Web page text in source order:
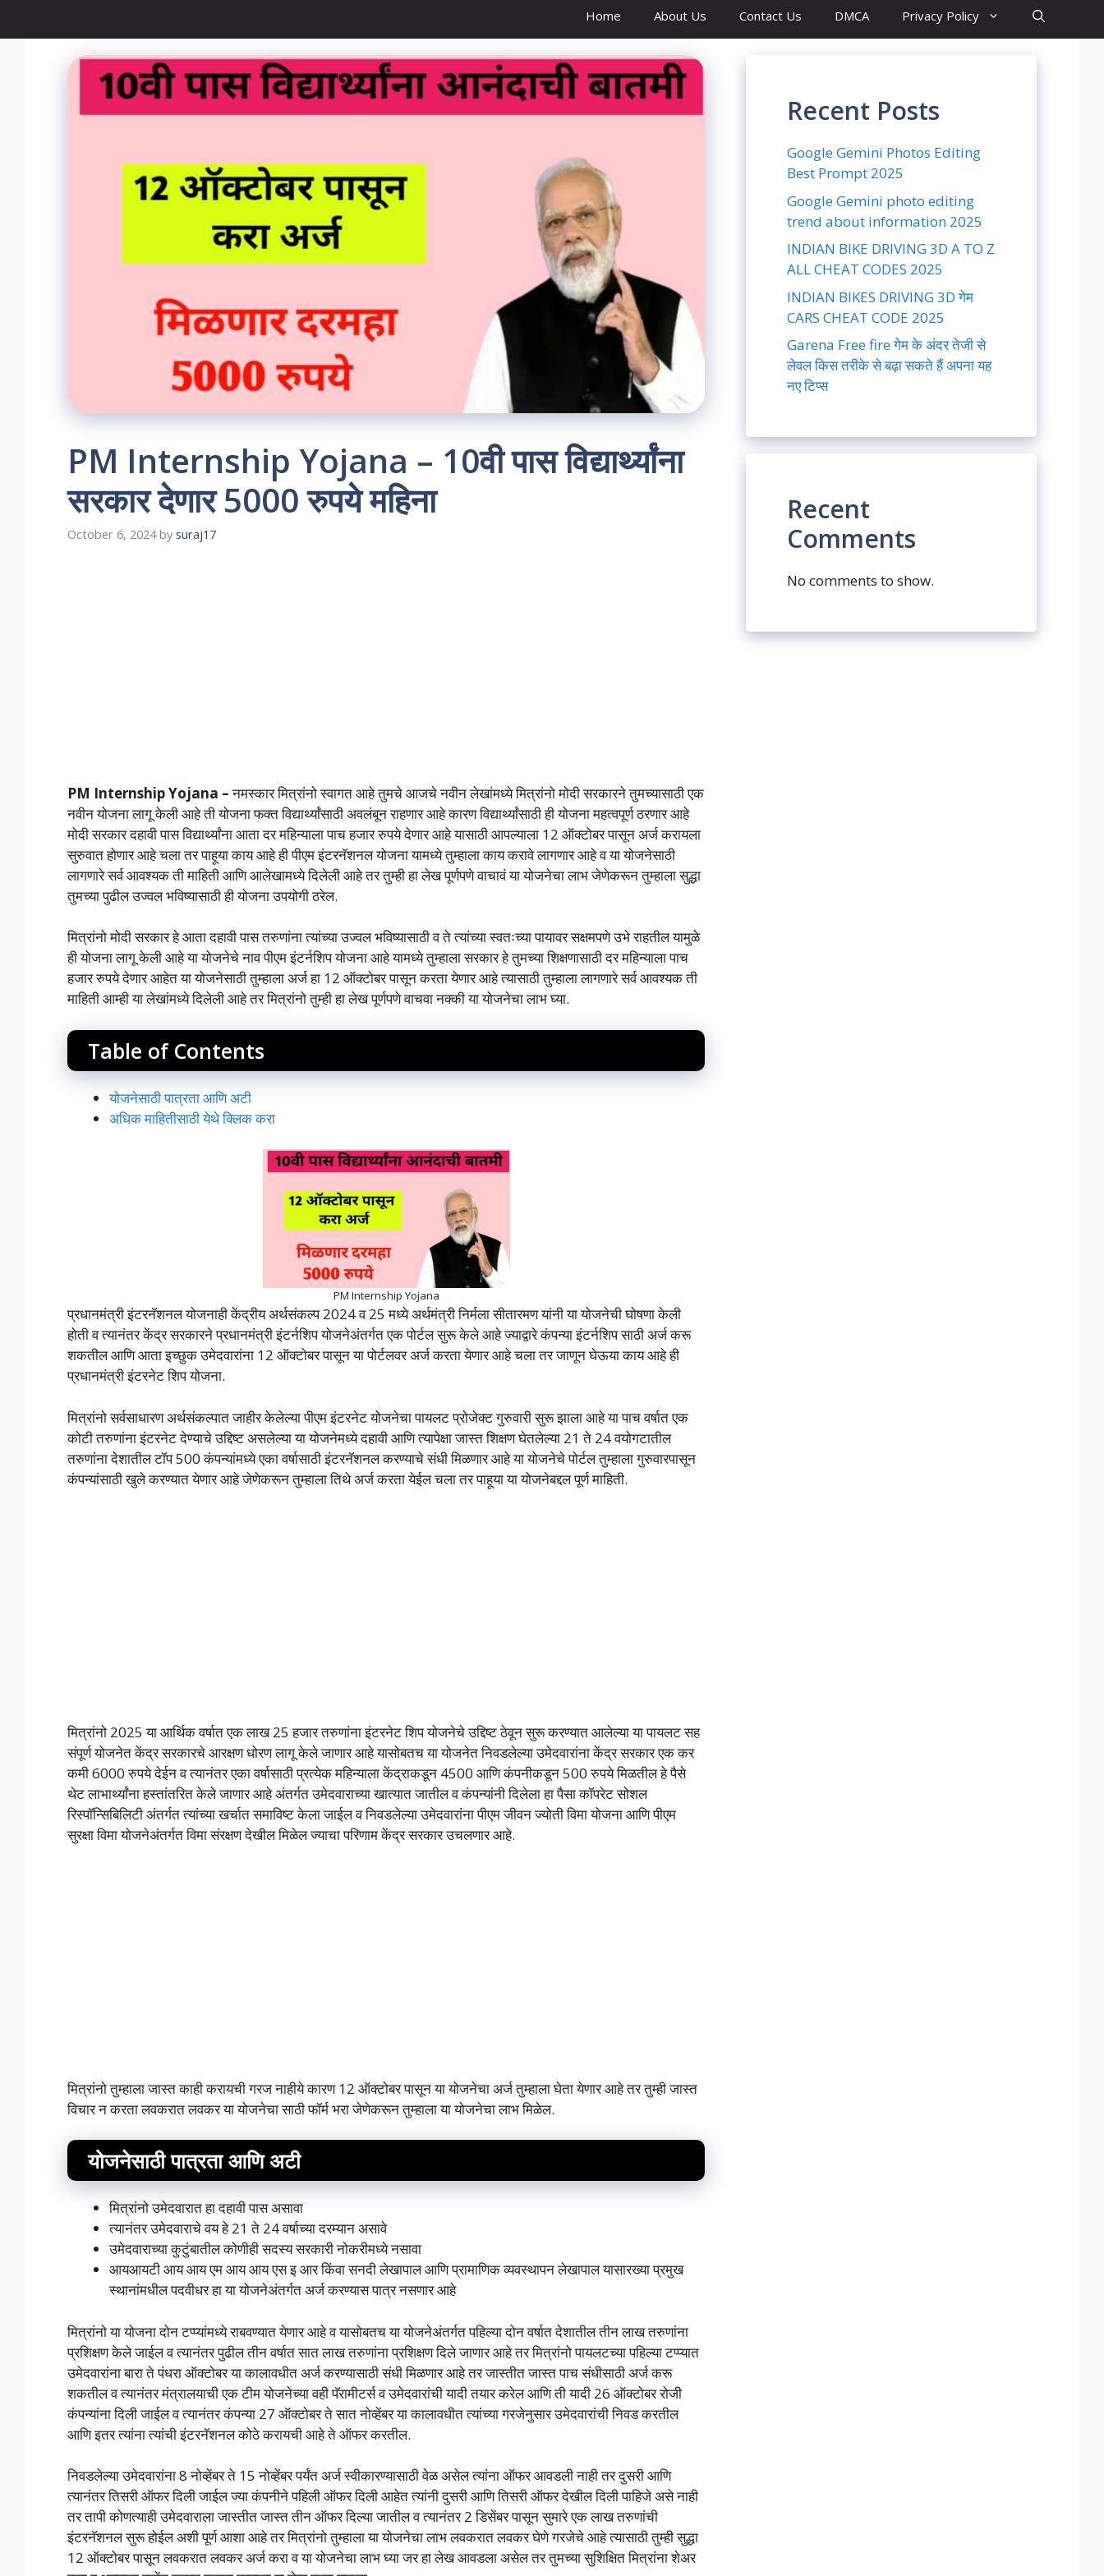
Home About Us Contact Us DMCA Privacy Policy
PM Internship Yojana – 10वी पास विद्यार्थ्यांना
सरकार देणार 5000 रुपये महिना
October 6, 2024 by suraj17
PM Internship Yojana –नमस्कार मित्रांनो स्वागत आहे तुमचे आजचे नवीन लेखांमध्ये मित्रांनो मोदी सरकारने तुमच्यासाठी एक
नवीन योजना लागू केली आहे ती योजना फक्त विद्यार्थ्यांसाठी अवलंबून राहणार आहे कारण विद्यार्थ्यांसाठी ही योजना महत्वपूर्ण ठरणार आहे
मोदी सरकार दहावी पास विद्यार्थ्यांना आता दर महिन्याला पाच हजार रुपये देणार आहे यासाठी आपल्याला 12 ऑक्टोबर पासून अर्ज करायला
सुरुवात होणार आहे चला तर पाहूया काय आहे ही पीएम इंटरनॅशनल योजना यामध्ये तुम्हाला काय करावे लागणार आहे व या योजनेसाठी
लागणारे सर्व आवश्यक ती माहिती आणि आलेखामध्ये दिलेली आहे तर तुम्ही हा लेख पूर्णपणे वाचावं या योजनेचा लाभ जेणेकरून तुम्हाला सुद्धा
तुमच्या पुढील उज्वल भविष्यासाठी ही योजना उपयोगी ठरेल.
मित्रांनो मोदी सरकार हे आता दहावी पास तरुणांना त्यांच्या उज्वल भविष्यासाठी व ते त्यांच्या स्वतःच्या पायावर सक्षमपणे उभे राहतील यामुळे
ही योजना लागू केली आहे या योजनेचे नाव पीएम इंटर्नशिप योजना आहे यामध्ये तुम्हाला सरकार हे तुमच्या शिक्षणासाठी दर महिन्याला पाच
हजार रुपये देणार आहेत या योजनेसाठी तुम्हाला अर्ज हा 12 ऑक्टोबर पासून करता येणार आहे त्यासाठी तुम्हाला लागणारे सर्व आवश्यक ती
माहिती आम्ही या लेखांमध्ये दिलेली आहे तर मित्रांनो तुम्ही हा लेख पूर्णपणे वाचवा नक्की या योजनेचा लाभ घ्या.
Table of Contents
योजनेसाठी पात्रता आणि अटी
अधिक माहितीसाठी येथे क्लिक करा
PM Internship Yojana
प्रधानमंत्री इंटरनॅशनल योजनाही केंद्रीय अर्थसंकल्प 2024 व 25 मध्ये अर्थमंत्री निर्मला सीतारमण यांनी या योजनेची घोषणा केली
होती व त्यानंतर केंद्र सरकारने प्रधानमंत्री इंटर्नशिप योजनेअंतर्गत एक पोर्टल सुरू केले आहे ज्याद्वारे कंपन्या इंटर्नशिप साठी अर्ज करू
शकतील आणि आता इच्छुक उमेदवारांना 12 ऑक्टोबर पासून या पोर्टलवर अर्ज करता येणार आहे चला तर जाणून घेऊया काय आहे ही
प्रधानमंत्री इंटरनेट शिप योजना.
मित्रांनो सर्वसाधारण अर्थसंकल्पात जाहीर केलेल्या पीएम इंटरनेट योजनेचा पायलट प्रोजेक्ट गुरुवारी सुरू झाला आहे या पाच वर्षात एक
कोटी तरुणांना इंटरनेट देण्याचे उद्दिष्ट असलेल्या या योजनेमध्ये दहावी आणि त्यापेक्षा जास्त शिक्षण घेतलेल्या 21 ते 24 वयोगटातील
तरुणांना देशातील टॉप 500 कंपन्यांमध्ये एका वर्षासाठी इंटरनॅशनल करण्याचे संधी मिळणार आहे या योजनेचे पोर्टल तुम्हाला गुरुवारपासून
कंपन्यांसाठी खुले करण्यात येणार आहे जेणेकरून तुम्हाला तिथे अर्ज करता येईल चला तर पाहूया या योजनेबद्दल पूर्ण माहिती.
मित्रांनो 2025 या आर्थिक वर्षात एक लाख 25 हजार तरुणांना इंटरनेट शिप योजनेचे उद्दिष्ट ठेवून सुरू करण्यात आलेल्या या पायलट सह
संपूर्ण योजनेत केंद्र सरकारचे आरक्षण धोरण लागू केले जाणार आहे यासोबतच या योजनेत निवडलेल्या उमेदवारांना केंद्र सरकार एक कर
कमी 6000 रुपये देईन व त्यानंतर एका वर्षासाठी प्रत्येक महिन्याला केंद्राकडून 4500 आणि कंपनीकडून 500 रुपये मिळतील हे पैसे
थेट लाभार्थ्यांना हस्तांतरित केले जाणार आहे अंतर्गत उमेदवाराच्या खात्यात जातील व कंपन्यांनी दिलेला हा पैसा कॉपरेट सोशल
रिस्पॉन्सिबिलिटी अंतर्गत त्यांच्या खर्चात समाविष्ट केला जाईल व निवडलेल्या उमेदवारांना पीएम जीवन ज्योती विमा योजना आणि पीएम
सुरक्षा विमा योजनेअंतर्गत विमा संरक्षण देखील मिळेल ज्याचा परिणाम केंद्र सरकार उचलणार आहे.
मित्रांनो तुम्हाला जास्त काही करायची गरज नाहीये कारण 12 ऑक्टोबर पासून या योजनेचा अर्ज तुम्हाला घेता येणार आहे तर तुम्ही जास्त
विचार न करता लवकरात लवकर या योजनेचा साठी फॉर्म भरा जेणेकरून तुम्हाला या योजनेचा लाभ मिळेल.
योजनेसाठी पात्रता आणि अटी
मित्रांनो उमेदवारात हा दहावी पास असावा
त्यानंतर उमेदवाराचे वय हे 21 ते 24 वर्षाच्या दरम्यान असावे
उमेदवाराच्या कुटुंबातील कोणीही सदस्य सरकारी नोकरीमध्ये नसावा
आयआयटी आय आय एम आय आय एस इ आर किंवा सनदी लेखापाल आणि प्रामाणिक व्यवस्थापन लेखापाल यासारख्या प्रमुख
स्थानांमधील पदवीधर हा या योजनेअंतर्गत अर्ज करण्यास पात्र नसणार आहे
मित्रांनो या योजना दोन टप्प्यांमध्ये राबवण्यात येणार आहे व यासोबतच या योजनेअंतर्गत पहिल्या दोन वर्षात देशातील तीन लाख तरुणांना
प्रशिक्षण केले जाईल व त्यानंतर पुढील तीन वर्षात सात लाख तरुणांना प्रशिक्षण दिले जाणार आहे तर मित्रांनो पायलटच्या पहिल्या टप्प्यात
उमेदवारांना बारा ते पंधरा ऑक्टोबर या कालावधीत अर्ज करण्यासाठी संधी मिळणार आहे तर जास्तीत जास्त पाच संधीसाठी अर्ज करू
शकतील व त्यानंतर मंत्रालयाची एक टीम योजनेच्या वही पॅरामीटर्स व उमेदवारांची यादी तयार करेल आणि ती यादी 26 ऑक्टोबर रोजी
कंपन्यांना दिली जाईल व त्यानंतर कंपन्या 27 ऑक्टोबर ते सात नोव्हेंबर या कालावधीत त्यांच्या गरजेनुसार उमेदवारांची निवड करतील
आणि इतर त्यांना त्यांची इंटरनॅशनल कोठे करायची आहे ते ऑफर करतील.
निवडलेल्या उमेदवारांना 8 नोव्हेंबर ते 15 नोव्हेंबर पर्यंत अर्ज स्वीकारण्यासाठी वेळ असेल त्यांना ऑफर आवडली नाही तर दुसरी आणि
त्यानंतर तिसरी ऑफर दिली जाईल ज्या कंपनीने पहिली ऑफर दिली आहेत त्यांनी दुसरी आणि तिसरी ऑफर देखील दिली पाहिजे असे नाही
तर तापी कोणत्याही उमेदवाराला जास्तीत जास्त तीन ऑफर दिल्या जातील व त्यानंतर 2 डिसेंबर पासून सुमारे एक लाख तरुणांची
इंटरनॅशनल सुरू होईल अशी पूर्ण आशा आहे तर मित्रांनो तुम्हाला या योजनेचा लाभ लवकरात लवकर घेणे गरजेचे आहे त्यासाठी तुम्ही सुद्धा
12 ऑक्टोबर पासून लवकरात लवकर अर्ज करा व या योजनेचा लाभ घ्या जर हा लेख आवडला असेल तर तुमच्या सुशिक्षित मित्रांना शेअर
Recent Posts
Google Gemini Photos Editing
Best Prompt 2025
Google Gemini photo editing
trend about information 2025
INDIAN BIKE DRIVING 3D A TO Z
ALL CHEAT CODES 2025
INDIAN BIKES DRIVING 3D गेम
CARS CHEAT CODE 2025
Garena Free fire गेम के अंदर तेजी से
लेवल किस तरीके से बढ़ा सकते हैं अपना यह
नए टिप्स
Recent
Comments
No comments to show.